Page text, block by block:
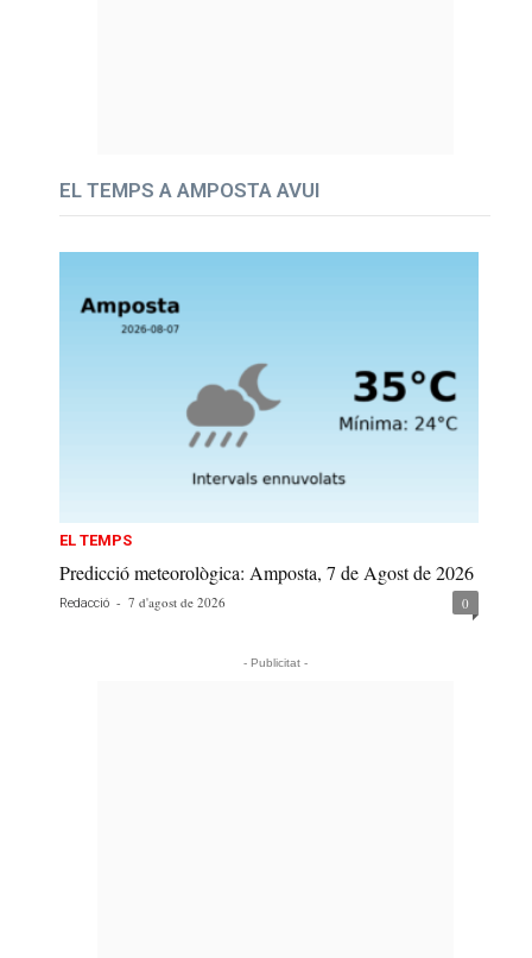
EL TEMPS A AMPOSTA AVUI
EL TEMPS
Predicció meteorològica: Amposta, 7 de Agost de 2026
Redacció - 7 d'agost de 2026 0
- Publicitat -